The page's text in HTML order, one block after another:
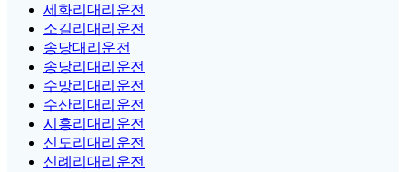
세화리대리운전
소길리대리운전
송당대리운전
송당리대리운전
수망리대리운전
수산리대리운전
시흥리대리운전
신도리대리운전
신례리대리운전